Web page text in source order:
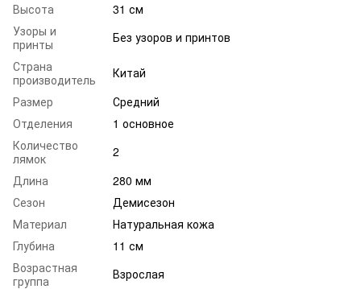
Высота
31 см
Узоры и
принты
Без узоров и принтов
Страна
производитель
Китай
Размер
Средний
Отделения
1 основное
Количество
лямок
2
Длина
280 мм
Сезон
Демисезон
Материал
Натуральная кожа
Глубина
11 см
Возрастная
группа
Взрослая